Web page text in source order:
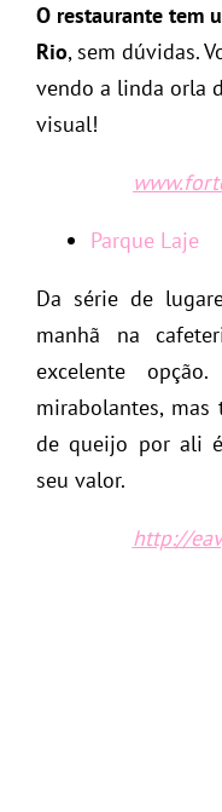
O restaurante tem
Rio, sem dúvidas.
vendo a linda orla
visual!
Parque Laje
Da série de
manhã na
excelente
mirabolantes,
de queijo por ali
seu valor.
http://